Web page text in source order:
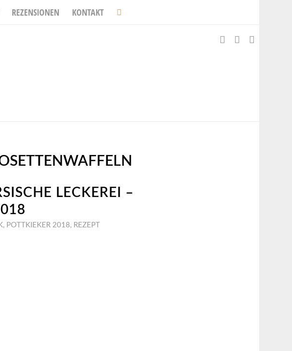
REZENSIONEN KONTAKT
LECKEREI –
, POTTKIEKER 2018, REZEPT